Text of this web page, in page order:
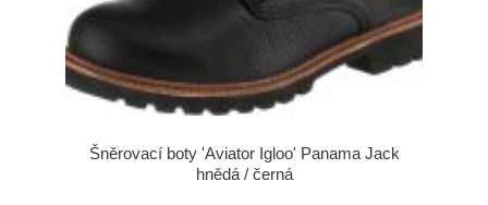
Šněrovací boty 'Aviator Igloo' Panama Jack
hnědá / černá